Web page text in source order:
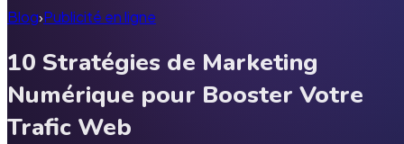
Blog›Publicité en ligne
10 Stratégies de Marketing
Numérique pour Booster Votre
Trafic Web